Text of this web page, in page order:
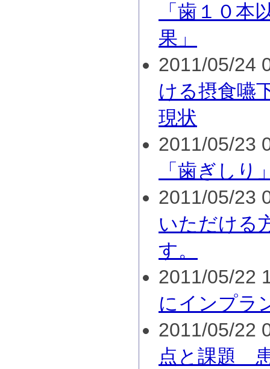
「歯１０本
果」
2011/05/24
ける摂食嚥
現状
2011/05/23
「歯ぎしり
2011/05/23
いただける
す。
2011/05/22
にインプラ
2011/05/22
点と課題